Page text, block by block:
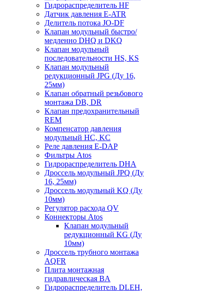
Гидрораспределитель HF
Датчик давления E-ATR
Делитель потока JO-DF
Клапан модульный быстро/
медленно DHQ и DKQ
Клапан модульный
последовательности HS, KS
Клапан модульный
редукционный JPG (Ду 16,
25мм)
Клапан обратный резьбового
монтажа DB, DR
Клапан предохранительный
REM
Компенсатор давления
модульный HC, KC
Реле давления E-DAP
Фильтры Atos
Гидрораспределитель DHA
Дроссель модульный JPQ (Ду
16, 25мм)
Дроссель модульный KQ (Ду
10мм)
Регулятор расхода QV
Коннекторы Atos
Клапан модульный
редукционный KG (Ду
10мм)
Дроссель трубного монтажа
AQFR
Плита монтажная
гидравлическая BA
Гидрораспределитель DLEH,